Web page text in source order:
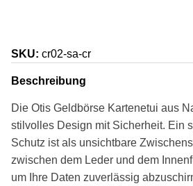
SKU: cr02-sa-cr
Beschreibung
Die Otis Geldbörse Kartenetui aus
stilvolles Design mit Sicherheit. Ein
Schutz ist als unsichtbare
zwischen dem Leder und dem
um Ihre Daten zuverlässig